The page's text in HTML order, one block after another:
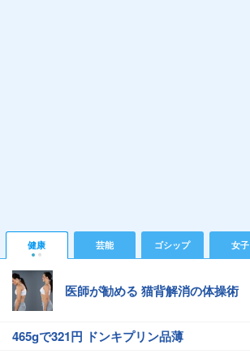
健康 芸能 ゴシップ 女子
医師が勧める 猫背解消の体操術
465gで321円 ドンキプリン品薄